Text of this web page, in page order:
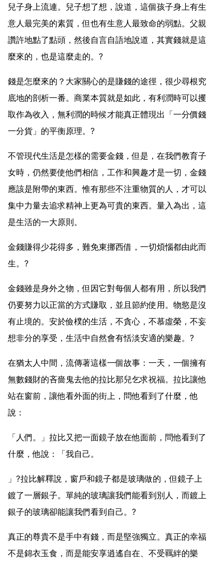
兒子身上流連。兒子想了想，說道，這個孩子身上有生
意人最完美的素質，但也有生意人最致命的弱點。父親
讚許地點了點頭，然後自言自語地說道，其實錢就是這
麼來的，也是這麼走的。?
錢是怎麼來的？大家關心的是賺錢的途徑，很少尋根究
底地的剖析一番。商業本質就是如此，有利潤時可以攫
取作為收入，無利潤的時候才能真正體現出「一分價錢
一分貨」的平衡原理。?
不管現代生活是怎樣的需要金錢，但是，在我們教育子
女時，仍然要使他們相信，工作和興趣才是一切，金錢
應該是附帶的東西。惟有那些不注重物質的人，才可以
集中力量去追求精神上更為可貴的東西。量入為出，這
是生活的一大原則。
金錢賺得少花得多，難免東挪西借，一切煩惱都由此而
生。?
金錢雖是身外之物，但因它對每個人都有用，所以我們
仍要努力以正當的方式賺取，並且節約使用。物慾是沒
有止境的。安於儉樸的生活，不貪心，不慕虛榮，不妄
想非分的享受，生活中自然會有恬淡安適的樂趣。?
在猶太人中間，流傳著這樣一個故事：一天，一個擁有
無數錢財的吝嗇鬼去他的拉比那兒乞求祝福。拉比讓他
站在窗前，讓他看外面的街上，問他看到了什麼，他
說：
「人們。」拉比又把一面鏡子放在他面前，問他看到了
什麼，他說：「我自己。
」?拉比解釋說，窗戶和鏡子都是玻璃做的，但鏡子上
鍍了一層銀子。單純的玻璃讓我們能看到別人，而鍍上
銀子的玻璃卻能讓我們看到自己。?
真正的尊貴不是手中有錢，而是堅強獨立。真正的幸福
不是錦衣玉食，而是能安享逍遙自在、不受羈絆的樂